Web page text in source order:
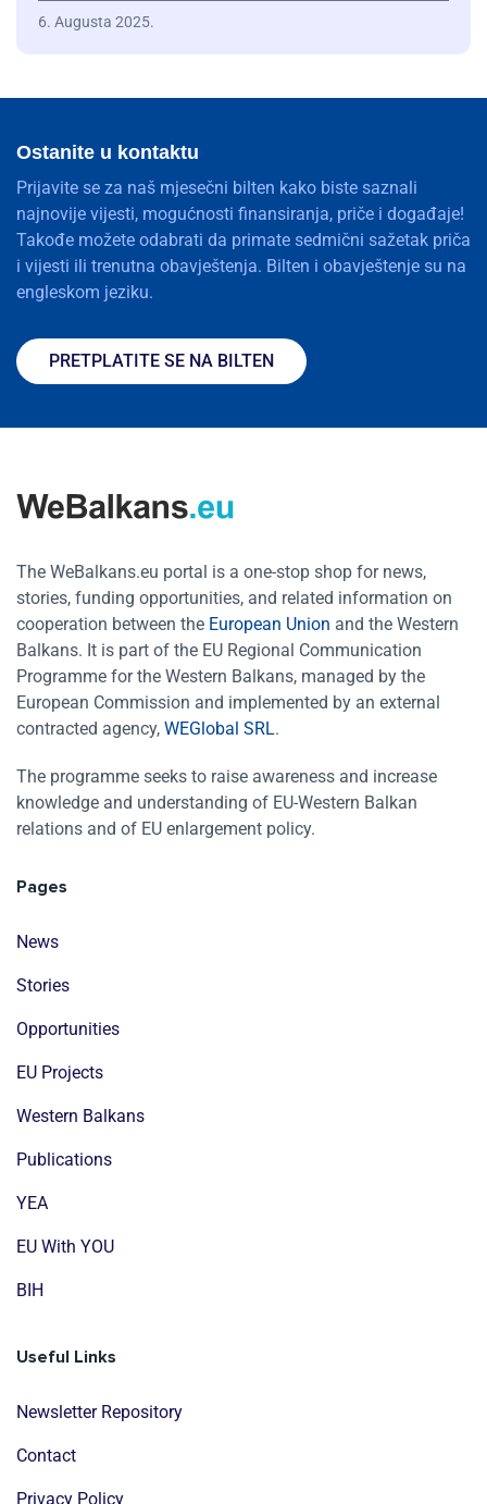
6. Augusta 2025.
Ostanite u kontaktu
Prijavite se za naš mjesečni bilten kako biste saznali
najnovije vijesti, mogućnosti finansiranja, priče i događaje!
Takođe možete odabrati da primate sedmični sažetak priča
i vijesti ili trenutna obavještenja. Bilten i obavještenje su na
engleskom jeziku.
PRETPLATITE SE NA BILTEN
The WeBalkans.eu portal is a one-stop shop for news,
stories, funding opportunities, and related information on
cooperation between the European Union and the Western
Balkans. It is part of the EU Regional Communication
Programme for the Western Balkans, managed by the
European Commission and implemented by an external
contracted agency, WEGlobal SRL.
The programme seeks to raise awareness and increase
knowledge and understanding of EU-Western Balkan
relations and of EU enlargement policy.
Pages
News
Stories
Opportunities
EU Projects
Western Balkans
Publications
YEA
EU With YOU
BIH
Useful Links
Newsletter Repository
Contact
Privacy Policy